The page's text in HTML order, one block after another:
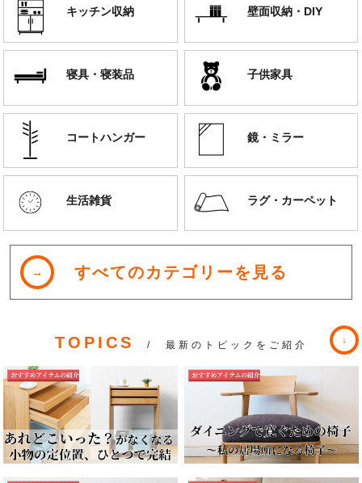
キッチン収納 壁面収納・DIY
寝具・寝装品 子供家具
コートハンガー 鏡・ミラー
生活雑貨 ラグ・カーペット
すべてのカテゴリーを見る
TOPICS / 最新のトピックをご紹介